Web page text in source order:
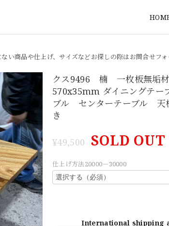
い商品や仕上げ、サイズなどお探しの際はお問合せフ
クス9496 楠 一枚板無垢
570x35mm ダイニングテ
ブル センターテーブル
き
¥49,500 SOLD OUT
仕上げ方法20000－30000
International shipping